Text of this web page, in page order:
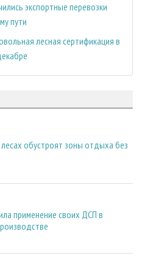
экспортные перевозки
пути
лесная сертификация в
обустроят зоны отдыха без
применение своих ДСП в